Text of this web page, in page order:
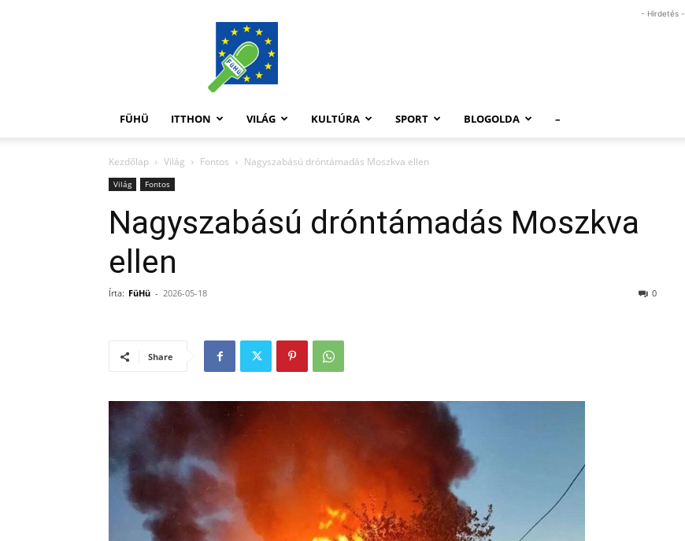
FüHü
- Hirdetés -
FÜHÜ ITTHON VILÁG KULTÚRA SPORT BLOGOLDA –
Kezdőlap Világ Fontos Nagyszabású dróntámadás Moszkva ellen
Világ Fontos
Nagyszabású dróntámadás Moszkva
ellen
Írta: FüHü - 2026-05-18 0
Share